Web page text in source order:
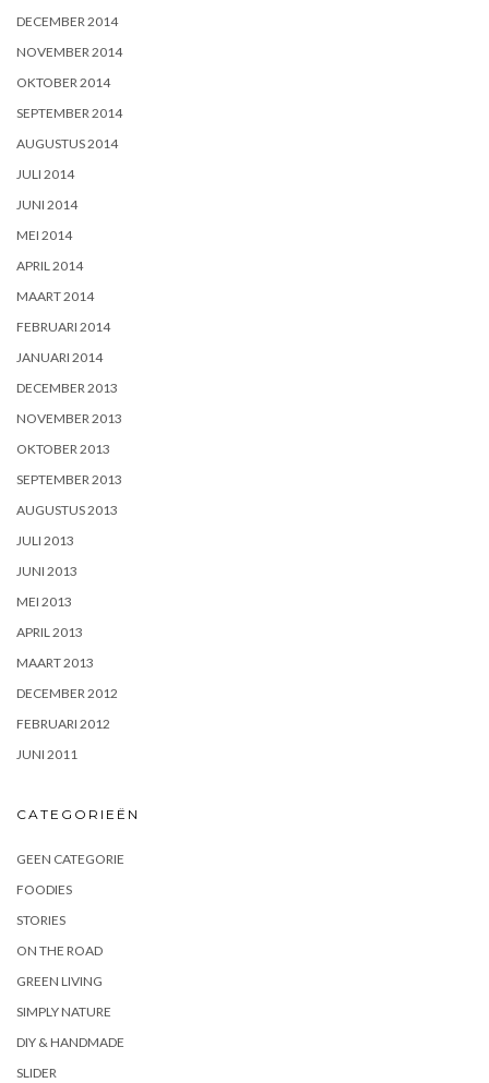
DECEMBER 2014
NOVEMBER 2014
OKTOBER 2014
SEPTEMBER 2014
AUGUSTUS 2014
JULI 2014
JUNI 2014
MEI 2014
APRIL 2014
MAART 2014
FEBRUARI 2014
JANUARI 2014
DECEMBER 2013
NOVEMBER 2013
OKTOBER 2013
SEPTEMBER 2013
AUGUSTUS 2013
JULI 2013
JUNI 2013
MEI 2013
APRIL 2013
MAART 2013
DECEMBER 2012
FEBRUARI 2012
JUNI 2011
CATEGORIEËN
GEEN CATEGORIE
FOODIES
STORIES
ON THE ROAD
GREEN LIVING
SIMPLY NATURE
DIY & HANDMADE
SLIDER